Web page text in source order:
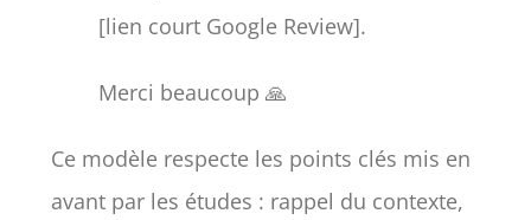
[lien court Google Review].
Merci beaucoup 🙏
Ce modèle respecte les points clés mis en
avant par les études : rappel du contexte,